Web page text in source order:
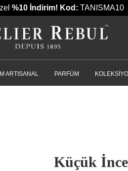
%10 İndirim! Kod: TANISMA10
ARTISANAL PARFÜM
Küçük